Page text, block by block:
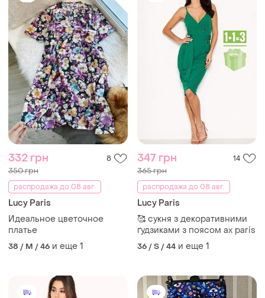
332 грн 8
350 грн
распродажа до 08 авг.
Lucy Paris
Идеальное цветочное
платье
38 / M / 46 и еще 1
347 грн 14
365 грн
распродажа до 08 авг.
Lucy Paris
🥰 сукня з декоративними
ґудзиками з поясом ax paris
36 / S / 44 и еще 1